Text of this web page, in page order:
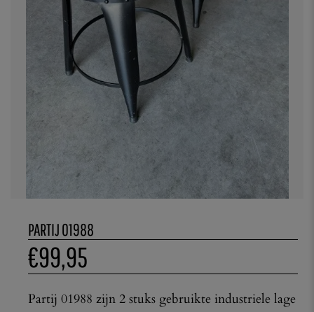
PARTIJ 01988
€99,95
Partij 01988 zijn 2 stuks gebruikte industriele lage